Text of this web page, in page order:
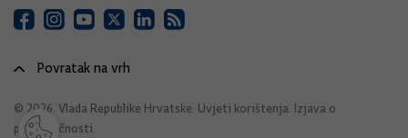
Povratak na vrh
© 2026. Vlada Republike Hrvatske. Uvjeti korištenja Izjava o
pristupačnosti